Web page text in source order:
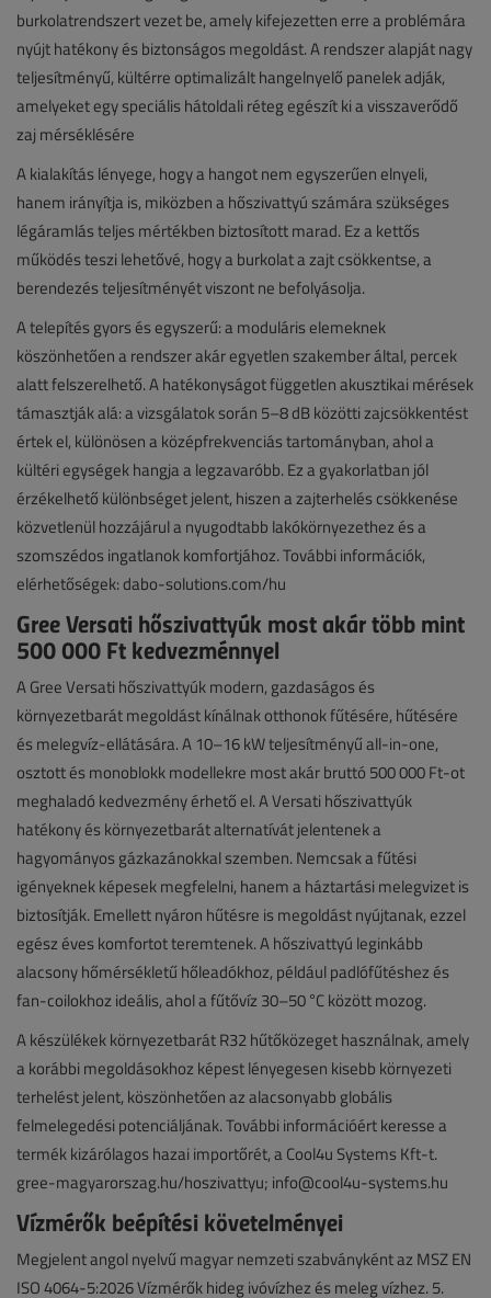
burkolatrendszert vezet be, amely kifejezetten erre a problémára
nyújt hatékony és biztonságos megoldást. A rendszer alapját nagy
teljesítményű, kültérre optimalizált hangelnyelő panelek adják,
amelyeket egy speciális hátoldali réteg egészít ki a visszaverődő
zaj mérséklésére
A kialakítás lényege, hogy a hangot nem egyszerűen elnyeli,
hanem irányítja is, miközben a hőszivattyú számára szükséges
légáramlás teljes mértékben biztosított marad. Ez a kettős
működés teszi lehetővé, hogy a burkolat a zajt csökkentse, a
berendezés teljesítményét viszont ne befolyásolja.
A telepítés gyors és egyszerű: a moduláris elemeknek
köszönhetően a rendszer akár egyetlen szakember által, percek
alatt felszerelhető. A hatékonyságot független akusztikai mérések
támasztják alá: a vizsgálatok során 5–8 dB közötti zajcsökkentést
értek el, különösen a középfrekvenciás tartományban, ahol a
kültéri egységek hangja a legzavaróbb. Ez a gyakorlatban jól
érzékelhető különbséget jelent, hiszen a zajterhelés csökkenése
közvetlenül hozzájárul a nyugodtabb lakókörnyezethez és a
szomszédos ingatlanok komfortjához. További információk,
elérhetőségek: dabo-solutions.com/hu
Gree Versati hőszivattyúk most akár több mint
500 000 Ft kedvezménnyel
A Gree Versati hőszivattyúk modern, gazdaságos és
környezetbarát megoldást kínálnak otthonok fűtésére, hűtésére
és melegvíz-ellátására. A 10–16 kW teljesítményű all-in-one,
osztott és monoblokk modellekre most akár bruttó 500 000 Ft-ot
meghaladó kedvezmény érhető el. A Versati hőszivattyúk
hatékony és környezetbarát alternatívát jelentenek a
hagyományos gázkazánokkal szemben. Nemcsak a fűtési
igényeknek képesek megfelelni, hanem a háztartási melegvizet is
biztosítják. Emellett nyáron hűtésre is megoldást nyújtanak, ezzel
egész éves komfortot teremtenek. A hőszivattyú leginkább
alacsony hőmérsékletű hőleadókhoz, például padlófűtéshez és
fan-coilokhoz ideális, ahol a fűtővíz 30–50 °C között mozog.
A készülékek környezetbarát R32 hűtőközeget használnak, amely
a korábbi megoldásokhoz képest lényegesen kisebb környezeti
terhelést jelent, köszönhetően az alacsonyabb globális
felmelegedési potenciáljának. További információért keresse a
termék kizárólagos hazai importőrét, a Cool4u Systems Kft-t.
gree-magyarorszag.hu/hoszivattyu; info@cool4u-systems.hu
Vízmérők beépítési követelményei
Megjelent angol nyelvű magyar nemzeti szabványként az MSZ EN
ISO 4064-5:2026 Vízmérők hideg ivóvízhez és meleg vízhez. 5.